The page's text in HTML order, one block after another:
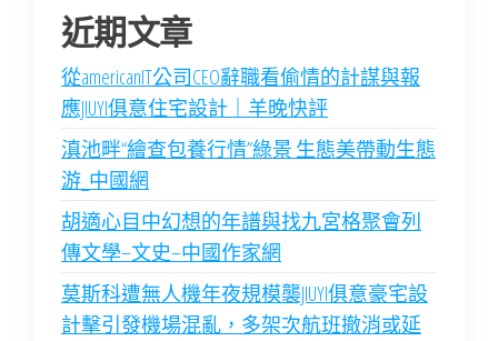
近期文章
從americanIT公司CEO辭職看偷情的計謀與報
應JIUYI俱意住宅設計｜羊晚快評
滇池畔“繪查包養行情”綠景 生態美帶動生態
游_中國網
胡適心目中幻想的年譜與找九宮格聚會列
傳文學–文史–中國作家網
莫斯科遭無人機年夜規模襲JIUYI俱意豪宅設
計擊引發機場混亂，多架次航班撤消或延